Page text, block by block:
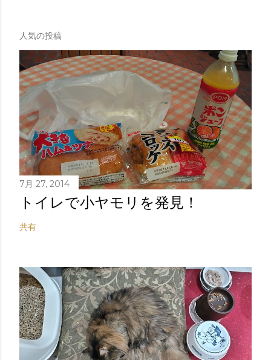
人気の投稿
7月 27, 2014
トイレで小ヤモリを発見！
共有